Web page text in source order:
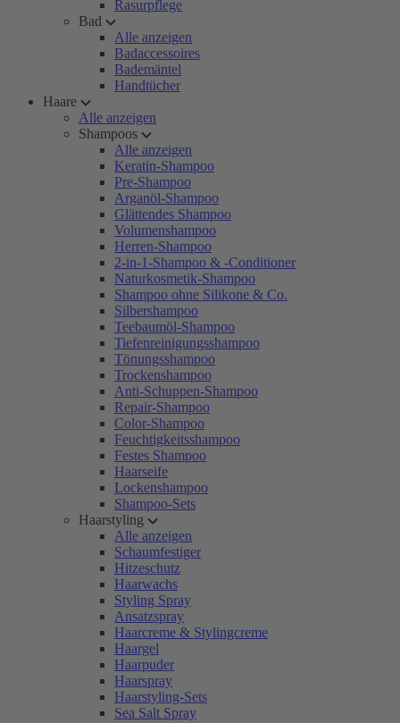
Rasurpflege
Bad
Alle anzeigen
Badaccessoires
Bademäntel
Handtücher
Haare
Alle anzeigen
Shampoos
Alle anzeigen
Keratin-Shampoo
Pre-Shampoo
Arganöl-Shampoo
Glättendes Shampoo
Volumenshampoo
Herren-Shampoo
2-in-1-Shampoo & -Conditioner
Naturkosmetik-Shampoo
Shampoo ohne Silikone & Co.
Silbershampoo
Teebaumöl-Shampoo
Tiefenreinigungsshampoo
Tönungsshampoo
Trockenshampoo
Anti-Schuppen-Shampoo
Repair-Shampoo
Color-Shampoo
Feuchtigkeitsshampoo
Festes Shampoo
Haarseife
Lockenshampoo
Shampoo-Sets
Haarstyling
Alle anzeigen
Schaumfestiger
Hitzeschutz
Haarwachs
Styling Spray
Ansatzspray
Haarcreme & Stylingcreme
Haargel
Haarpuder
Haarspray
Haarstyling-Sets
Sea Salt Spray